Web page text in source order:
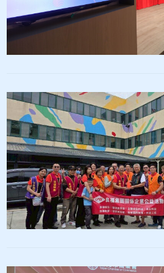
團
事
企
永
續
集
團
訊
息
產